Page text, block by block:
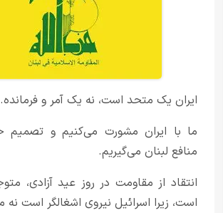
ایران یک متحد است، نه یک آمر و فرمانده.
ما با ایران مشورت می‌کنیم و تصمیم
منافع لبنان می‌گیریم.
انتقاد از مقاومت در روز عید آزادی،
است، زیرا اسرائیل نیروی اشغالگر است